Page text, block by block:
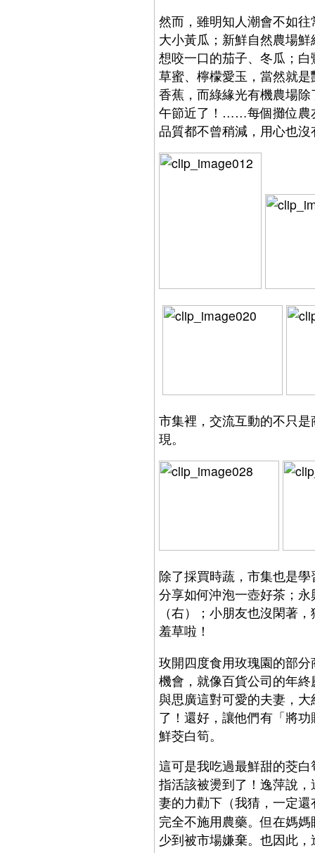
然而，雖明知人潮會不如
大小黃瓜；新鮮自然農場
想咬一口的茄子、冬瓜；
草蜜、檸檬愛玉，當然就
香蕉，而綠緣光有機農場
午節近了！……每個攤位農
品質都不曾稍減，用心也
市集裡，交流互動的不只
現。
除了採買時蔬，市集也是
分享如何沖泡一壺好茶；
（右）；小朋友也沒閑著
羞草啦！
玫開四度食用玫瑰園的部
機會，就像百貨公司的年
與思廣這對可愛的夫妻，
了！還好，讓他們有「將
鮮茭白筍。
這可是我吃過最鮮甜的茭
指活該被燙到了！逸萍說
妻的力勸下（我猜，一定還
完全不施用農藥。但在媽
少到被市場嫌棄。也因此